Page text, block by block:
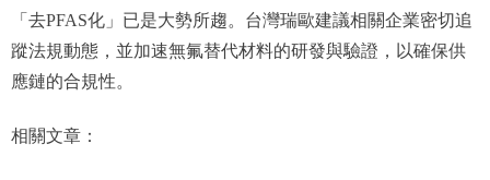
「去PFAS化」已是大勢所趨。台灣瑞歐建議相關企業密切追
蹤法規動態，並加速無氟替代材料的研發與驗證，以確保供
應鏈的合規性。
相關文章：